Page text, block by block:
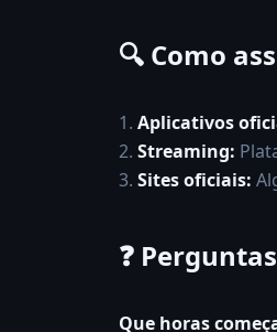
🔍 Como
1. Aplicativos
2. Streaming:
3. Sites oficiais:
❓
Que horas